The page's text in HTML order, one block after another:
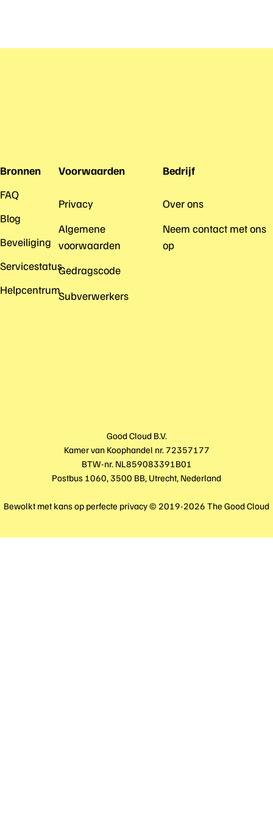
Bronnen
FAQ
Blog
Beveiliging
Servicestatus
Helpcentrum
Voorwaarden
Privacy
Algemene
voorwaarden
Gedragscode
Subverwerkers
Bedrijf
Over ons
Neem contact met ons
op
Good Cloud B.V.
Kamer van Koophandel nr. 72357177
BTW-nr. NL859083391B01
Postbus 1060, 3500 BB, Utrecht, Nederland
Bewolkt met kans op perfecte privacy © 2019-2026 The Good Cloud